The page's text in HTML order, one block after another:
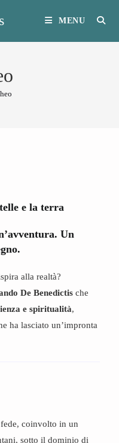
MENU
e la terra
Un
alla realtà?
De Benedictis che
e spiritualità,
ha lasciato un’impronta
coinvolto in un
sotto il dominio di